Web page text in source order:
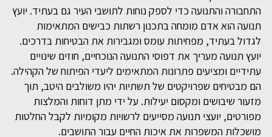
התחבורה והתנועה כדי לספק נוחות לתושבי העיר גם בעתיד. יועץ
תנועה הוא אדם מומחה בתכנון רשתות כבישים המתאימות
לגדול בעתיד, מפחיתות עומס ומגבירות את הבטיחות בדרכים.
יועץ תנועה מעריך את דפוסי התנועה הנוכחיים, חוזים שינויים
עתידיים ומציעים פתרונות המתאימים ליעדי הפיתוח של הקהילה.
הם מבטיחים שפרויקטים של תשתיות יהיו משולבים היטב, תוך
מזעור שיבושים ומקסום יעילות. על ידי מתן דוחות והמלצות
מפורטים, יועצי תנועה מסייעים לרשויות מקומיות לקבל החלטות
מושכלות המשפרות את איכות החיים עבור התושבים.